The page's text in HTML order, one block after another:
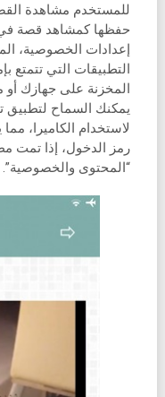
للمستخدم مشاهدة
حفظها كمشاهد قصة
إعدادات الخصوصية،
التطبيقات التي تتمتع
المخزنة على جهازك أو
يمكنك السماح
لاستخدام الكاميرا،
رمز الدخول، إذا تمت
“المحتوى والخصوصية”.